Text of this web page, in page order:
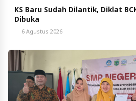
KS Baru Sudah Dilantik, Diklat
Dibuka
6 Agustus 2026